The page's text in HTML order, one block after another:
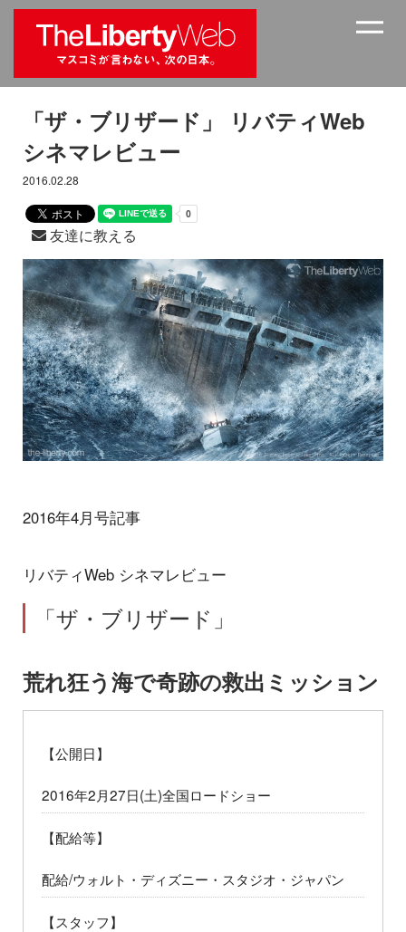
「ザ・ブリザード」 リバティWeb
シネマレビュー
2016.02.28
友達に教える
2016年4月号記事
リバティWeb シネマレビュー
「ザ・ブリザード」
荒れ狂う海で奇跡の救出ミッション
【公開日】
2016年2月27日(土)全国ロードショー
【配給等】
配給/ウォルト・ディズニー・スタジオ・ジャパン
【スタッフ】